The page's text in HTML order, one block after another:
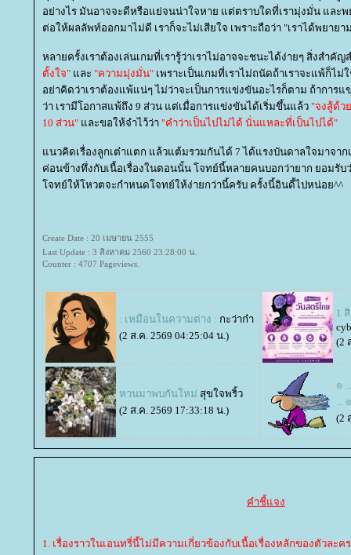
อย่างไร มันอาจจะดีหรือแย่จนน่าใจหาย แต่ตราบใดที่เรามุ่งมั่น และ
ต่อให้ผลลัพท์ออกมาไม่ดี เราก็จะไม่เสียใจ เพราะถือว่า "เราได้พยาย
หลายครั้งเราต้องเล่นเกมที่เรารู้ว่าเราไม่อาจจะชนะได้ง่ายๆ สิ่งสำคั
ตั้งใจ" ละ "ความมุ่งมั่น" เพราะเป็นเกมที่เราไม่ถนัดถ้าเราจะแพ้ก็ไม่
อย่าคิดว่าเราต้องแพ้แน่ๆ ไม่ว่าจะเป็นการแข่งขันอะไรก็ตาม ถ้าการแ
ว่า เรามีโอกาสแพ้ถึง 9 ส่วน แต่เมื่อการแข่งขันได้เริ่มขึ้นแล้ว "จงสู้ด้ว
10 ส่วน" ละขอให้จำไว้ว่า "คำว่าเป็นไปไม่ได้ นั่นแหละที่เป็นไปได้"
นวคิดเรื่องลูกเต๋าแตก แล้วแต้มรวมกันได้ 7 ได้แรงบันดาลใจมาจาก
ค่อนข้างทึ่งกับเนื้อเรื่องในตอนนั้น โจทย์นี้หลายคนบอกว่ายาก ยอมรับ
จทย์ให้โหวตจะกำหนดโจทย์ให้ง่ายกว่านี้ครับ ครั้งนี้อินดี้ไปหน่อย^^
Create Date : 20 เมษายน 2555
Last Update : 3 สิงหาคม 2560 23:28:00 น.
Counter : 4707 Pageviews.
: เหมือนในความต่าง : กะว่าก๋า
(2 ส.ค. 2569 04:25:04 น.)
1
(2
หวนมาพบกันใหม่ สุขใจพริ้ว
(2 ส.ค. 2569 17:33:18 น.)
๏
... ๏
(2
คำชี้แจง
1. เรื่องราวในเอนทรี่นี้ไม่มีความเกี่ยวข้องกับเนื้อเรื่องหลักของตัวละค